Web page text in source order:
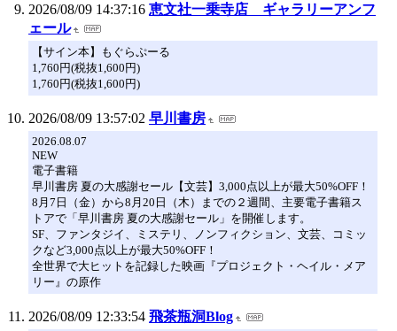
2026/08/09 14:37:16 恵文社一乗寺店 ギャラリーアンフ
ェール
【サイン本】もぐらぷーる
1,760円(税抜1,600円)
1,760円(税抜1,600円)
2026/08/09 13:57:02 早川書房
2026.08.07
NEW
電子書籍
早川書房 夏の大感謝セール【文芸】3,000点以上が最大50%OFF！
8月7日（金）から8月20日（木）までの２週間、主要電子書籍ス
トアで「早川書房 夏の大感謝セール」を開催します。
SF、ファンタジイ、ミステリ、ノンフィクション、文芸、コミッ
クなど3,000点以上が最大50%OFF！
全世界で大ヒットを記録した映画『プロジェクト・ヘイル・メア
リー』の原作
2026/08/09 12:33:54 飛茶瓶洞Blog